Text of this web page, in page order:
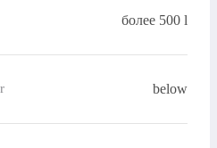
более 500 l
below